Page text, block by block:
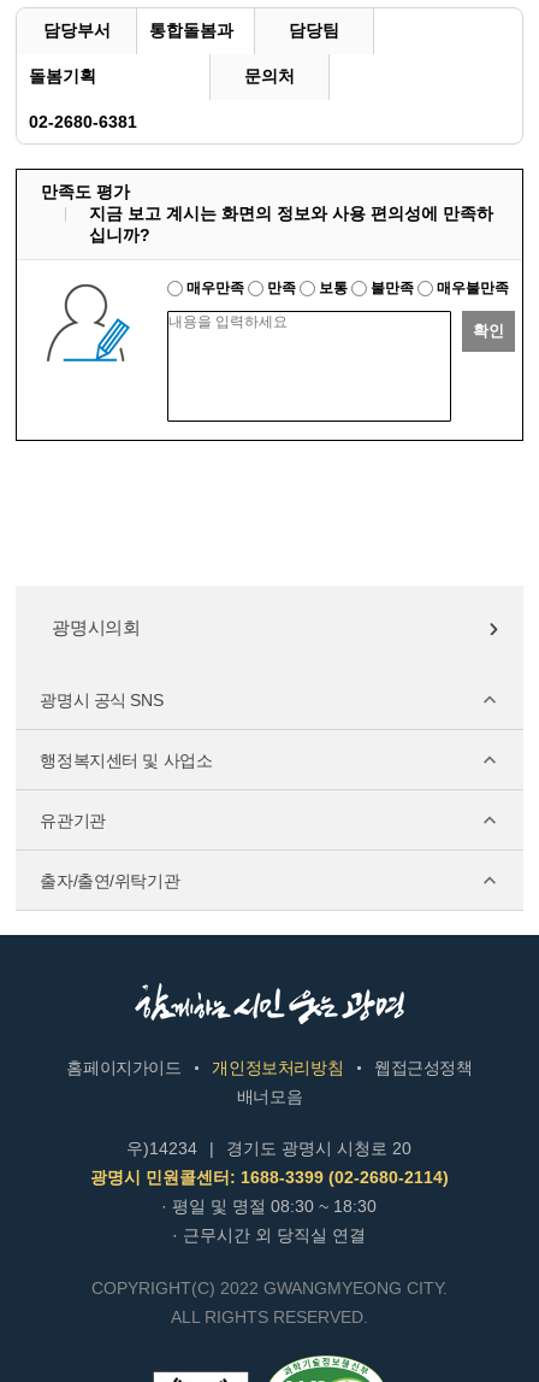
담당부서 통합돌봄과 담당팀
돌봄기획 문의처
02-2680-6381
만족도 평가
지금 보고 계시는 화면의 정보와 사용 편의성에 만족하
십니까?
매우만족 만족 보통 불만족 매우불만족
확인
광명시의회
광명시 공식 SNS
행정복지센터 및 사업소
유관기관
출자/출연/위탁기관
홈페이지가이드 개인정보처리방침
웹접근성정책
배너모음
우)14234 |
경기도 광명시 시청로 20
광명시 민원콜센터: 1688-3399 (02-2680-2114)
· 평일 및 명절 08:30 ~ 18:30
· 근무시간 외 당직실 연결
COPYRIGHT(C) 2022 GWANGMYEONG CITY.
ALL RIGHTS RESERVED.